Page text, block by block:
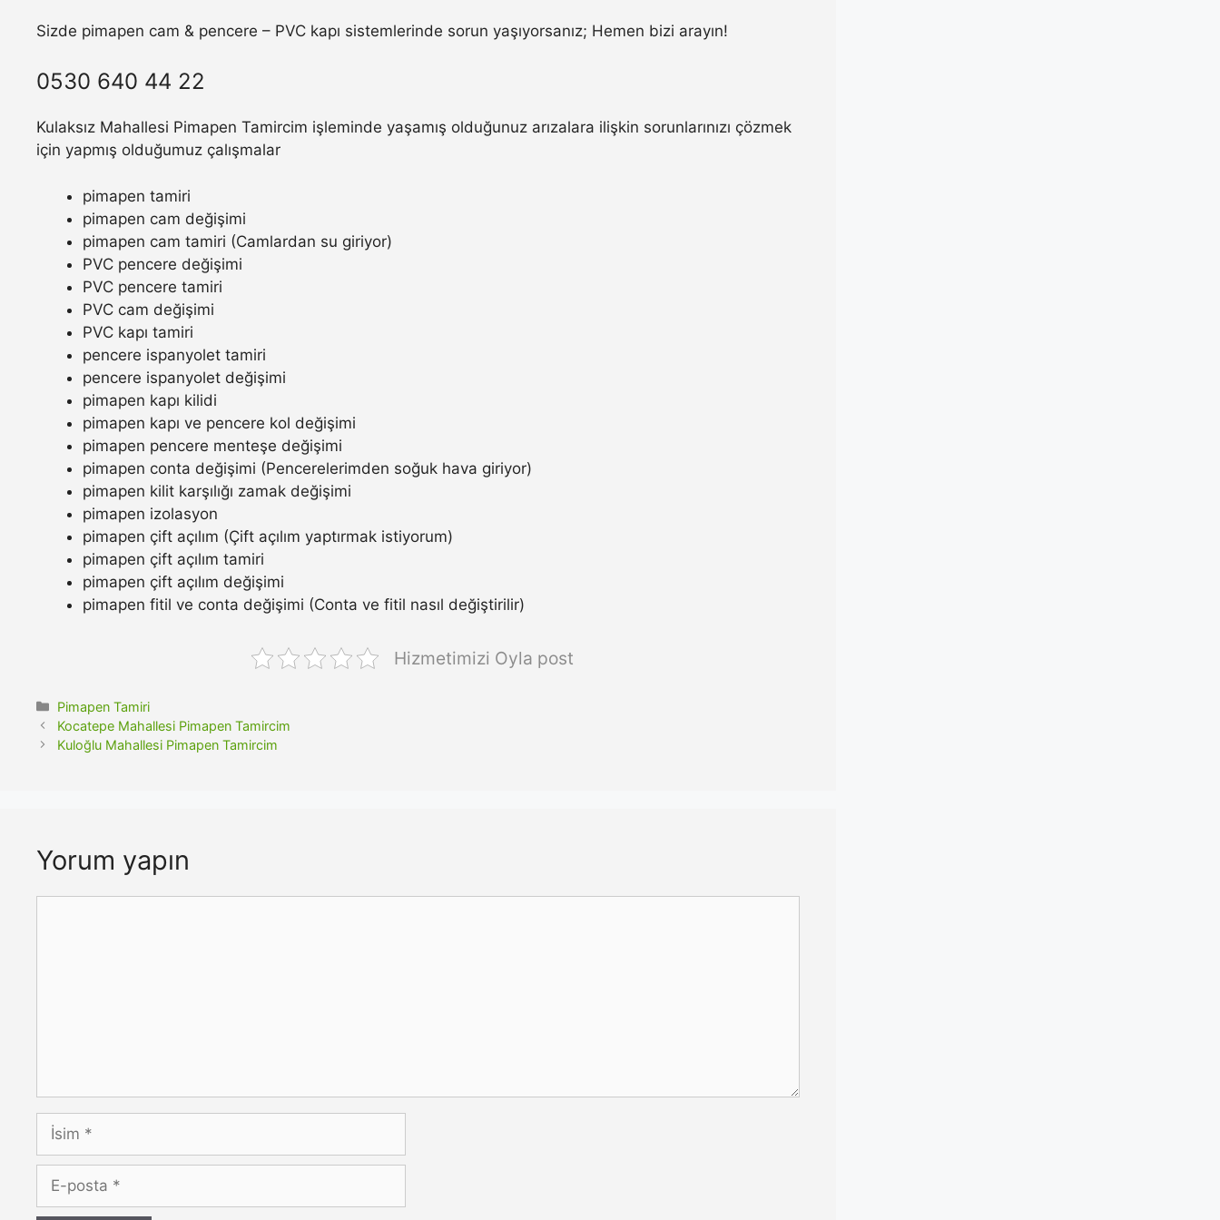
Sizde pimapen cam & pencere – PVC kapı sistemlerinde sorun yaşıyorsanız; Hemen bizi arayın!
0530 640 44 22
Kulaksız Mahallesi Pimapen Tamircim işleminde yaşamış olduğunuz arızalara ilişkin sorunlarınızı çözmek
için yapmış olduğumuz çalışmalar
pimapen tamiri
pimapen cam değişimi
pimapen cam tamiri (Camlardan su giriyor)
PVC pencere değişimi
PVC pencere tamiri
PVC cam değişimi
PVC kapı tamiri
pencere ispanyolet tamiri
pencere ispanyolet değişimi
pimapen kapı kilidi
pimapen kapı ve pencere kol değişimi
pimapen pencere menteşe değişimi
pimapen conta değişimi (Pencerelerimden soğuk hava giriyor)
pimapen kilit karşılığı zamak değişimi
pimapen izolasyon
pimapen çift açılım (Çift açılım yaptırmak istiyorum)
pimapen çift açılım tamiri
pimapen çift açılım değişimi
pimapen fitil ve conta değişimi (Conta ve fitil nasıl değiştirilir)
Hizmetimizi Oyla post
Kategoriler
Pimapen Tamiri
Kocatepe Mahallesi Pimapen Tamircim
Kuloğlu Mahallesi Pimapen Tamircim
Yorum yapın
İsim
posta